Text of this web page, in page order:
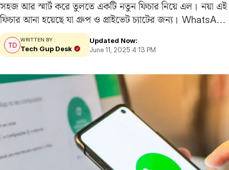
সহজ আর স্মার্ট করে তুলতে একটি নতুন ফিচার নিয়ে এল। নয়া এই
ফিচার আনা হয়েছে যা গ্রুপ ও প্রাইভেট চ্যাটের জন্য। WhatsApp
এর এই নতুন ফিচারের নাম “প্রাইভেট চ্যাট সামারি”, আর এটি
আপাতত অ্যান্ড্রয়েড…
WRITTEN BY :
Tech Gup Desk
Updated Now:
June 11, 2025 4:13 PM